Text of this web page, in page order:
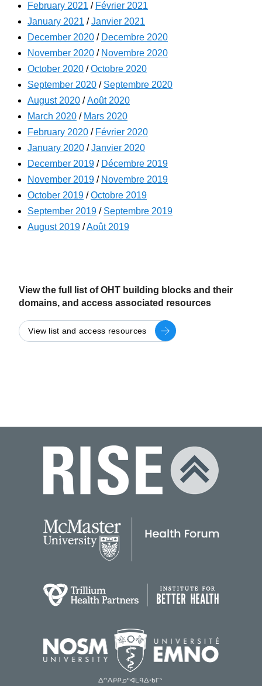
February 2021 / Février 2021
January 2021 /Janvier 2021
December 2020 / Decembre 2020
November 2020 / Novembre 2020
October 2020 /Octobre 2020
September 2020 / Septembre 2020
August 2020 /Août 2020
March 2020 / Mars 2020
February 2020 / Février 2020
January 2020 /Janvier 2020
December 2019 / Décembre 2019
November 2019 / Novembre 2019
October 2019 /Octobre 2019
September 2019 / Septembre 2019
August 2019 /Août 2019
View the full list of OHT building blocks and their
domains, and access associated resources
View list and access resources